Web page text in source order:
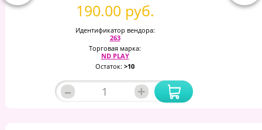
190.00 руб.
Идентификатор вендора:
263
Торговая марка:
ND PLAY
Остаток: >10
– +